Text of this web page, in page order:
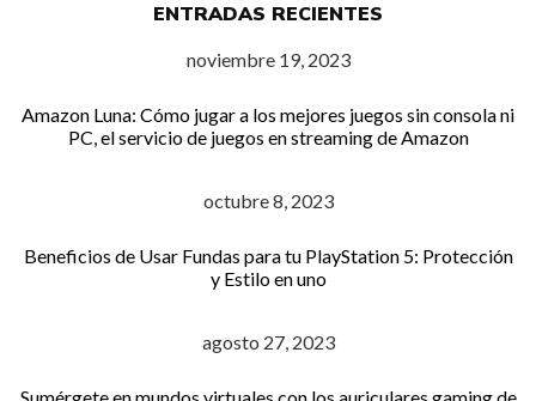
ENTRADAS RECIENTES
noviembre 19, 2023
Amazon Luna: Cómo jugar a los mejores juegos sin consola ni
PC, el servicio de juegos en streaming de Amazon
octubre 8, 2023
Beneficios de Usar Fundas para tu PlayStation 5: Protección
y Estilo en uno
agosto 27, 2023